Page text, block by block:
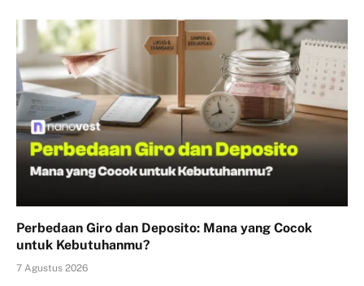
Perbedaan Giro dan Deposito: Mana yang Cocok
untuk Kebutuhanmu?
7 Agustus 2026